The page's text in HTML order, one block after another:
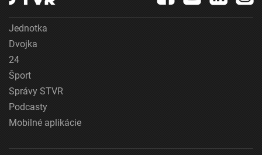
Jednotka
Dvojka
24
Šport
Správy STVR
Podcasty
Mobilné aplikácie